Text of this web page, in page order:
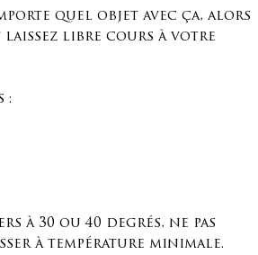
quel objet avec ça, alors
libre cours à votre
:
à 30 ou 40 degrés, ne pas
à température minimale.